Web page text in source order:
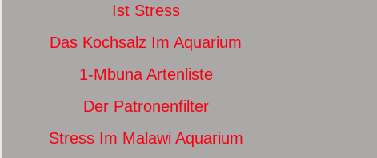
Ist Stress
Das Kochsalz Im Aquarium
1-Mbuna Artenliste
Der Patronenfilter
Stress Im Malawi Aquarium